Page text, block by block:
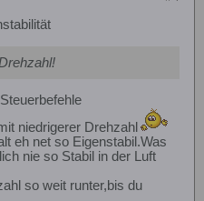
niedrigerer Drehzahl
eh net so Eigenstabil.Was
nie so Stabil in der Luft
so weit runter,bis du